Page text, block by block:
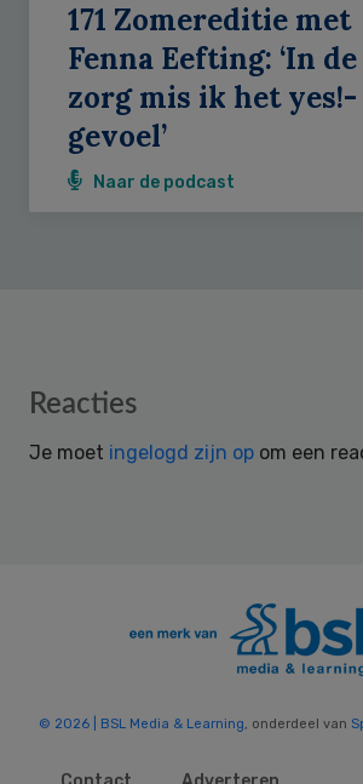
171 Zomereditie met
Fenna Eefting: ‘In de
zorg mis ik het yes!-
gevoel’
Naar de podcast
Reader
Reacties
Je moet ingelogd zijn op om een
© 2026 | BSL Media & Learning, onderdeel van